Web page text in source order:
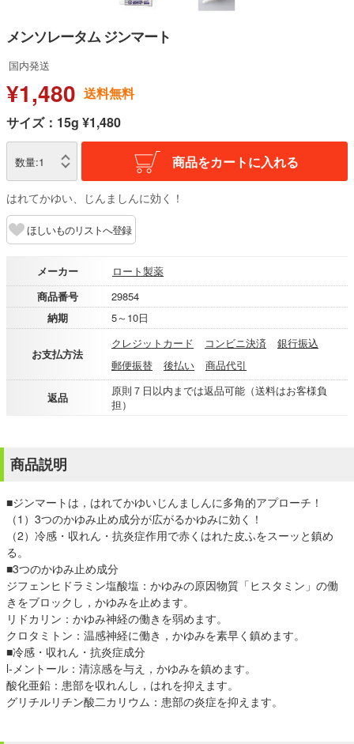
メンソレータム ジンマート
国内発送
¥1,480 送料無料
サイズ：15g ¥1,480
数量:1 商品をカートに入れる
はれてかゆい、じんましんに効く！
ほしいものリストへ登録
メーカー
ロート製薬
商品番号
29854
納期
5～10日
お支払方法
クレジットカード コンビニ決済
銀行振込
郵便振替
後払い 商品代引
返品
原則７日以内までは返品可能（送料はお客様負
担）
商品説明
■ジンマートは，はれてかゆいじんましんに多角的アプローチ！
（1）3つのかゆみ止め成分が広がるかゆみに効く！
（2）冷感・収れん・抗炎症作用で赤くはれた皮ふをスーッと鎮め
る。
■3つのかゆみ止め成分
ジフェンヒドラミン塩酸塩：かゆみの原因物質「ヒスタミン」の働
きをブロックし，かゆみを止めます。
リドカリン：かゆみ神経の働きを弱めます。
クロタミトン：温感神経に働き，かゆみを素早く鎮めます。
■冷感・収れん・抗炎症成分
l-メントール：清涼感を与え，かゆみを鎮めます。
酸化亜鉛：患部を収れんし，はれを抑えます。
グリチルリチン酸二カリウム：患部の炎症を抑えます。